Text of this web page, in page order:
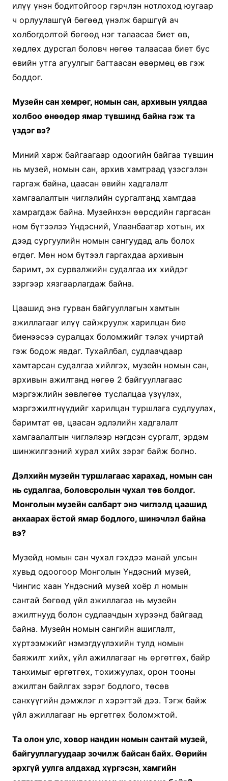
илүү үнэн бодитойгоор гэрчлэн нотлоход юугаар
ч орлуулашгүй бөгөөд үнэлж баршгүй ач
холбогдолтой бөгөөд нэг талаасаа биет өв,
хөдлөх дурсгал боловч нөгөө талаасаа биет бус
өвийн утга агуулгыг багтаасан өвөрмөц өв гэж
боддог.
Музейн сан хөмрөг, номын сан, архивын уялдаа
холбоо өнөөдөр ямар түвшинд байна гэж та
үздэг вэ?
Миний харж байгаагаар одоогийн байгаа түвшин
нь музей, номын сан, архив хамтраад үзэсгэлэн
гаргаж байна, цаасан өвийн хадгалалт
хамгаалалтын чиглэлийн сургалтанд хамтдаа
хамрагдаж байна. Музейнхэн өөрсдийн гаргасан
ном бүтээлээ Үндэсний, Улаанбаатар хотын, их
дээд сургуулийн номын сангуудад аль болох
өгдөг. Мөн ном бүтээл гаргахдаа архивын
баримт, эх сурвалжийн судалгаа их хийдэг
зэргээр хязгаарлагдаж байна.
Цаашид энэ гурван байгууллагын хамтын
ажиллагааг илүү сайжруулж харилцан бие
биенээсээ суралцах боломжийг тэлэх учиртай
гэж бодож явдаг. Тухайлбал, судлаачдаар
хамтарсан судалгаа хийлгэх, музейн номын сан,
архивын ажилтанд нөгөө 2 байгууллагаас
мэргэжлийн зөвлөгөө туслалцаа үзүүлэх,
мэргэжилтнүүдийг харилцан туршлага судлуулах,
баримтат өв, цаасан эдлэлийн хадгалалт
хамгаалалтын чиглэлээр нэгдсэн сургалт, эрдэм
шинжилгээний хурал хийх зэрэг байж болно.
Дэлхийн музейн туршлагаас харахад, номын сан
нь судалгаа, боловсролын чухал төв болдог.
Монголын музейн салбарт энэ чиглэлд цаашид
анхаарах ёстой ямар бодлого, шинэчлэл байна
вэ?
Музейд номын сан чухал гэхдээ манай улсын
хувьд одоогоор Монголын Үндэсний музей,
Чингис хаан Үндэсний музей хоёр л номын
сантай бөгөөд үйл ажиллагаа нь музейн
ажилтнууд болон судлаачдын хүрээнд байгаад
байна. Музейн номын сангийн ашиглалт,
хүртээмжийг нэмэгдүүлэхийн тулд номын
баяжилт хийх, үйл ажиллагааг нь өргөтгөх, байр
танхимыг өргөтгөх, тохижуулах, орон тооны
ажилтан байлгах зэрэг бодлого, төсөв
санхүүгийн дэмжлэг л хэрэгтэй дээ. Тэгж байж
үйл ажиллагааг нь өргөтгөх боломжтой.
Та олон улс, ховор нандин номын сантай музей,
байгууллагуудаар зочилж байсан байх. Өөрийн
эрхгүй уулга алдахад хүргэсэн, хамгийн